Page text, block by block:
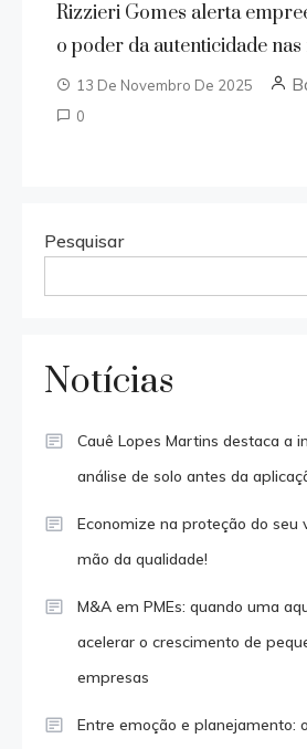
Rizzieri Gomes alerta
o poder da autenticidade nas
13 De Novembro De 2025
0
Pesquisar
Notícias
Cauê Lopes Martins destaca a
análise de solo antes da
Economize na proteção do seu
mão da qualidade!
M&A em PMEs: quando uma
acelerar o crescimento de
empresas
Entre emoção e planejamento: